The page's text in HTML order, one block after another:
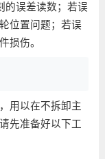
的误差读数；若误
位置问题；若误
损伤。
用以在不拆卸主
先准备好以下工